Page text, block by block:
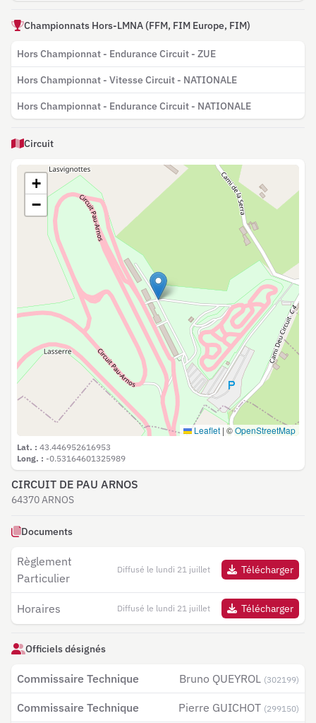
Championnats Hors-LMNA (FFM, FIM Europe, FIM)
Hors Championnat - Endurance Circuit - ZUE
Hors Championnat - Vitesse Circuit - NATIONALE
Hors Championnat - Endurance Circuit - NATIONALE
Circuit
+
−
Leaflet | ©OpenStreetMap
Lat. : 43.446952616953
Long. : -0.53164601325989
CIRCUIT DE PAU ARNOS
64370 ARNOS
Documents
Règlement
Particulier
Diffusé le lundi 21 juillet Télécharger
Horaires Diffusé le lundi 21 juillet Télécharger
Officiels désignés
Commissaire Technique Bruno QUEYROL (302199)
Commissaire Technique Pierre GUICHOT (299150)